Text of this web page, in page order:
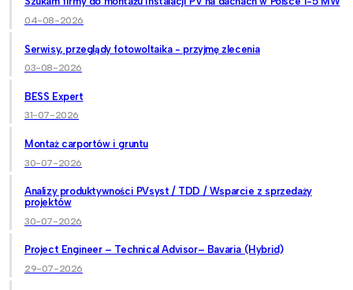
04-08-2026
Serwisy, przeglądy fotowoltaika - przyjmę zlecenia
03-08-2026
BESS Expert
31-07-2026
Montaż carportów i gruntu
30-07-2026
Analizy produktywności PVsyst / TDD / Wsparcie z sprzedaży
projektów
30-07-2026
Project Engineer – Technical Advisor– Bavaria (Hybrid)
29-07-2026